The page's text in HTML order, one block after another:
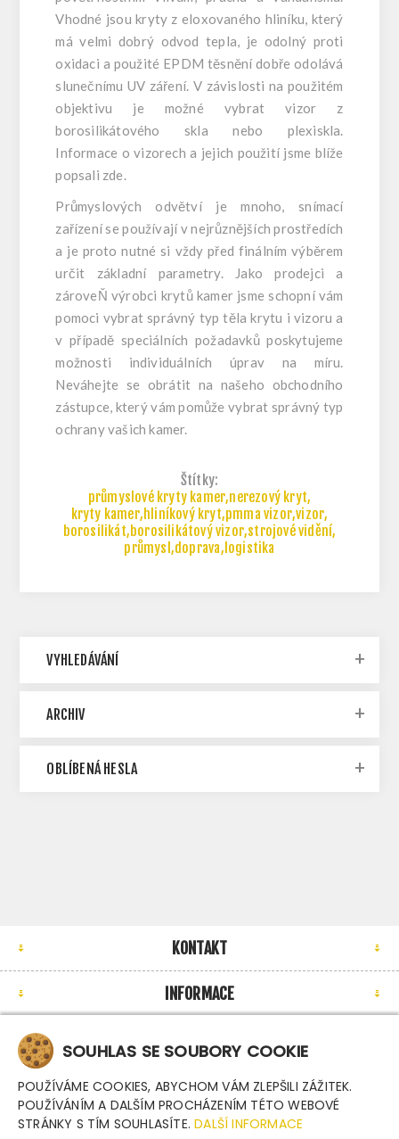
Vhodné jsou kryty z eloxovaného hliníku, který
má velmi dobrý odvod tepla, je odolný proti
oxidaci a použité EPDM těsnění dobře odolává
slunečnímu UV záření. V závislosti na použitém
objektivu je možné vybrat vizor z
borosilikátového skla nebo plexiskla.
Informace o vizorech a jejich použití jsme blíže
popsali zde.
Průmyslových odvětví je mnoho, snímací
zařízení se používají v nejrůznějších prostředích
a je proto nutné si vždy před finálním výběrem
určit základní parametry. Jako prodejci a
zároveŇ výrobci krytů kamer jsme schopní vám
pomoci vybrat správný typ těla krytu i vizoru a
v případě speciálních požadavků poskytujeme
možnosti individuálních úprav na míru.
Neváhejte se obrátit na našeho obchodního
zástupce, který vám pomůže vybrat správný typ
ochrany vašich kamer.
Štítky:
průmyslové kryty kamer,nerezový kryt,
kryty kamer,hliníkový kryt,pmma vizor,vizor,
borosilikát,borosilikátový vizor,strojové vidění,
průmysl ,doprava, logistika
VYHLEDÁVÁNÍ
ARCHIV
OBLÍBENÁ HESLA
KONTAKT
INFORMACE
NEWSLETTER
SOUHLAS SE SOUBORY COOKIE
POUŽÍVÁME COOKIES, ABYCHOM VÁM ZLEPŠILI ZÁŽITEK.
POUŽÍVÁNÍM A DALŠÍM PROCHÁZENÍM TÉTO WEBOVÉ
STRÁNKY S TÍM SOUHLASÍTE.DALŠÍ INFORMACE